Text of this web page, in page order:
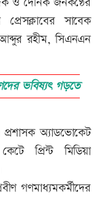
সাবেক
রহীম, সিএনএন
ভবিষ্যৎ গড়তে
অ্যাডভোকেট
প্রিন্ট মিডিয়া
গণমাধ্যমকর্মীদের